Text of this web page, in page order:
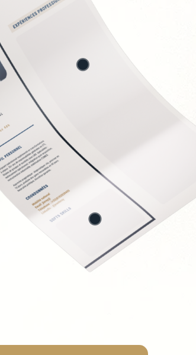
Soft Skills
Sens de la négociation
Rigueur analytique et
Vision stratégique et
Capacité à travailler en